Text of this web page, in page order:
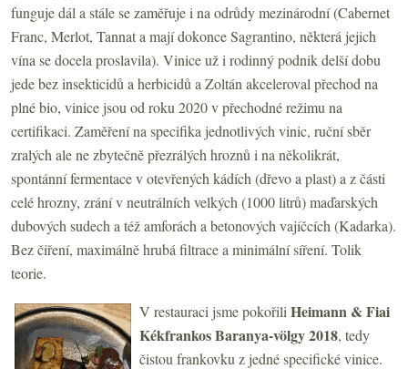
funguje dál a stále se zaměřuje i na odrůdy mezinárodní (Cabernet
Franc, Merlot, Tannat a mají dokonce Sagrantino, některá jejich
vína se docela proslavila). Vinice už i rodinný podnik delší dobu
jede bez insekticidů a herbicidů a Zoltán akceleroval přechod na
plné bio, vinice jsou od roku 2020 v přechodné režimu na
certifikaci. Zaměření na specifika jednotlivých vinic, ruční sběr
zralých ale ne zbytečně přezrálých hroznů i na několikrát,
spontánní fermentace v otevřených kádích (dřevo a plast) a z části
celé hrozny, zrání v neutrálních velkých (1000 litrů) maďarských
dubových sudech a též amforách a betonových vajíčcích (Kadarka).
Bez čiření, maximálně hrubá filtrace a minimální síření. Tolik
teorie.
V restauraci jsme pokořili Heimann & Fiai
Kékfrankos Baranya-völgy 2018, tedy
čistou frankovku z jedné specifické vinice.